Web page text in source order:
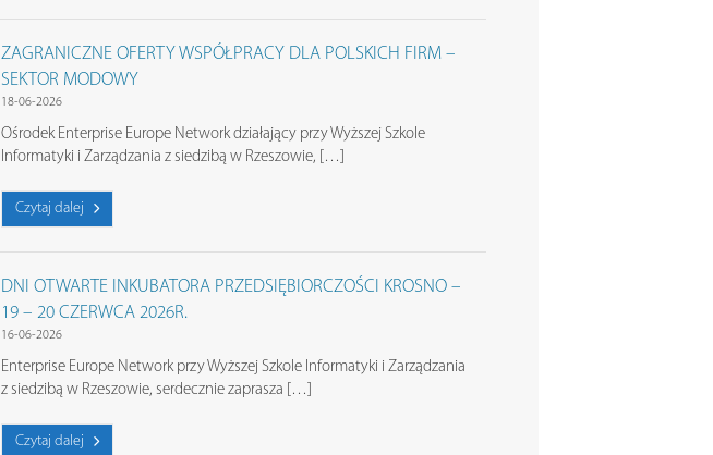
ZAGRANICZNE OFERTY WSPÓŁPRACY DLA POLSKICH FIRM –
SEKTOR MODOWY
18-06-2026
Ośrodek Enterprise Europe Network działający przy Wyższej Szkole
Informatyki i Zarządzania z siedzibą w Rzeszowie, […]
Czytaj dalej
DNI OTWARTE INKUBATORA PRZEDSIĘBIORCZOŚCI KROSNO –
19 – 20 CZERWCA 2026R.
16-06-2026
Enterprise Europe Network przy Wyższej Szkole Informatyki i Zarządzania
z siedzibą w Rzeszowie, serdecznie zaprasza […]
Czytaj dalej